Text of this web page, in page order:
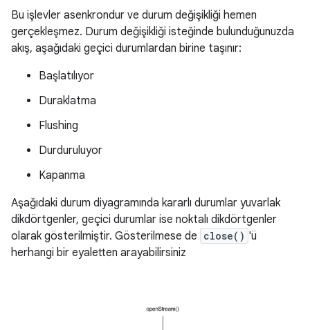
Bu işlevler asenkrondur ve durum değişikliği hemen
gerçekleşmez. Durum değişikliği isteğinde bulunduğunuzda
akış, aşağıdaki geçici durumlardan birine taşınır:
Başlatılıyor
Duraklatma
Flushing
Durduruluyor
Kapanma
Aşağıdaki durum diyagramında kararlı durumlar yuvarlak
dikdörtgenler, geçici durumlar ise noktalı dikdörtgenler
olarak gösterilmiştir. Gösterilmese de close() 'ü
herhangi bir eyaletten arayabilirsiniz